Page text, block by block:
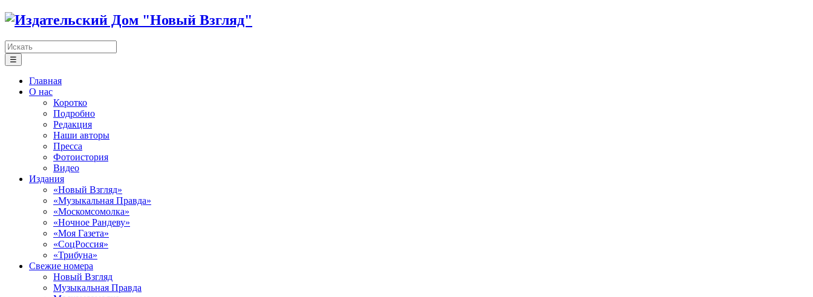
☰
Главная
О нас
Коротко
Подробно
Редакция
Наши авторы
Пресса
Фотоистория
Видео
Издания
«Новый Взгляд»
«Музыкальная Правда»
«Москомсомолка»
«Ночное Рандеву»
«Моя Газета»
«СоцРоссия»
«Трибуна»
Свежие номера
Новый Взгляд
Музыкальная Правда